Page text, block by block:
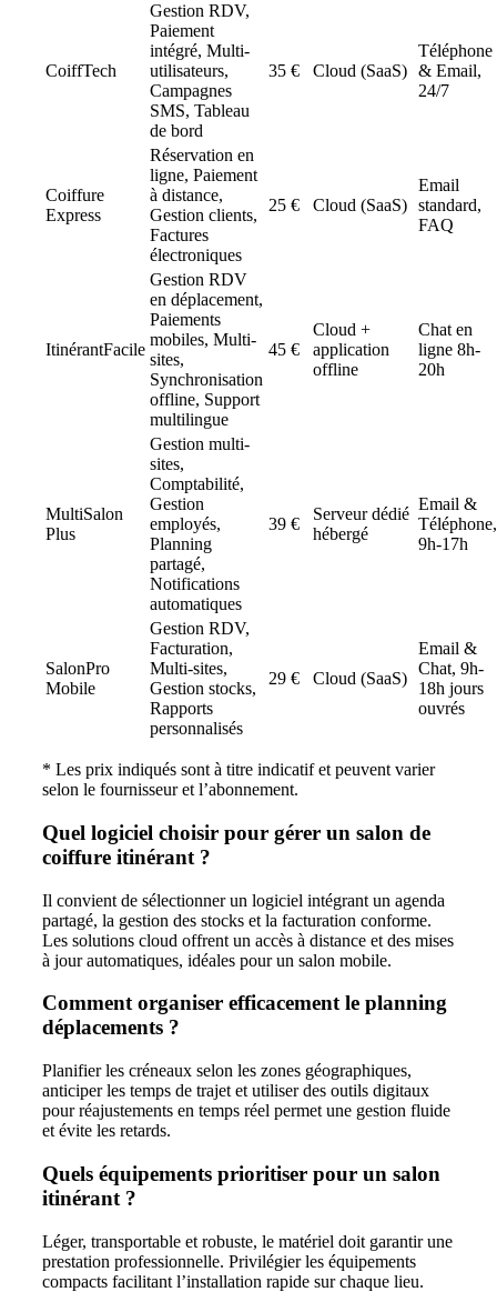
CoiffTech
Gestion RDV,
Paiement
intégré, Multi-
utilisateurs,
Campagnes
SMS, Tableau
de bord
35 € Cloud (SaaS)
Téléphone
& Email,
24/7
Coiffure
Express
Réservation en
ligne, Paiement
à distance,
Gestion clients,
Factures
électroniques
25 € Cloud (SaaS)
Email
standard,
FAQ
ItinérantFacile
Gestion RDV
en déplacement,
Paiements
mobiles, Multi-
sites,
Synchronisation
offline, Support
multilingue
45 €
Cloud +
application
offline
Chat en
ligne 8h-
20h
MultiSalon
Plus
Gestion multi-
sites,
Comptabilité,
Gestion
employés,
Planning
partagé,
Notifications
automatiques
39 €
Serveur dédié
hébergé
Email &
Téléphone,
9h-17h
SalonPro
Mobile
Gestion RDV,
Facturation,
Multi-sites,
Gestion stocks,
Rapports
personnalisés
29 € Cloud (SaaS)
Email &
Chat, 9h-
18h jours
ouvrés
* Les prix indiqués sont à titre indicatif et peuvent varier
selon le fournisseur et l’abonnement.
Quel logiciel choisir pour gérer un salon de
coiffure itinérant ?
Il convient de sélectionner un logiciel intégrant un agenda
partagé, la gestion des stocks et la facturation conforme.
Les solutions cloud offrent un accès à distance et des mises
à jour automatiques, idéales pour un salon mobile.
Comment organiser efficacement le planning
déplacements ?
Planifier les créneaux selon les zones géographiques,
anticiper les temps de trajet et utiliser des outils digitaux
pour réajustements en temps réel permet une gestion fluide
et évite les retards.
Quels équipements prioritiser pour un salon
itinérant ?
Léger, transportable et robuste, le matériel doit garantir une
prestation professionnelle. Privilégier les équipements
compacts facilitant l’installation rapide sur chaque lieu.